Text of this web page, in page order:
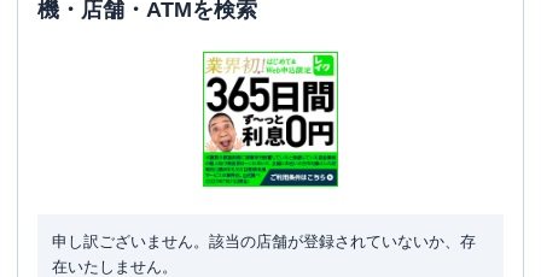
機・店舗・ATMを検索
申し訳ございません。該当の店舗が登録されていないか、存
在いたしません。